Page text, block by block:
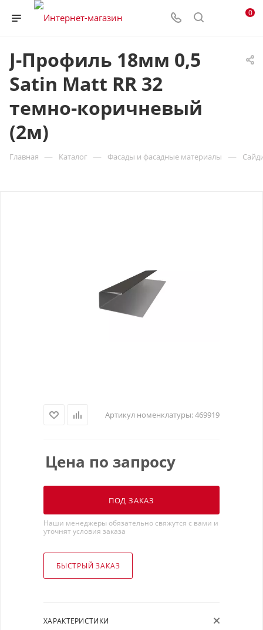
0
J-Профиль 18мм 0,5
Satin Matt RR 32
темно-коричневый
(2м)
Главная — Каталог — Фасады и фасадные материалы —
Артикул номенклатуры:469919
Цена по запросу
ПОД ЗАКАЗ
Наши менеджеры обязательно свяжутся с вами и
уточнят условия заказа
БЫСТРЫЙ ЗАКАЗ
ХАРАКТЕРИСТИКИ